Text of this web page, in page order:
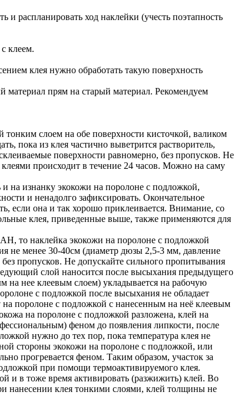
и распланировать ход наклейки (учесть поэтапность
клеем.
клея нужно обработать такую поверхность
материал прям на старый материал. Рекомендуем
слоем на обе поверхности кисточкой, валиком
пока из клея частично выветрится растворитель,
поверхности равномерно, без пропусков. Не
происходит в течение 24 часов. Можно на саму
на изнанку экокожи на поролоне с подложкой,
и ненадолго зафиксировать. Окончательное
если она и так хорошо приклеивается. Внимание, со
клея, приведенные выше, также применяются для
то наклейка экокожи на поролоне с подложкой
не менее 30-40см (диаметр дюзы 2,5-3 мм, давление
пропусков. Не допускайте сильного пропитывания
слой наносится после высыхания предыдущего
на нее клеевым слоем) укладывается на рабочую
с подложкой после высыхания не обладает
на поролоне с подложкой с нанесенным на неё клеевым
на поролоне с подложкой разложена, клей на
феном до появления липкости, после
нужно до тех пор, пока температура клея не
стороны экокожи на поролоне с подложкой, или
прогревается феном. Таким образом, участок за
при помощи термоактивируемого клея.
и в тоже время активировать (разжижить) клей. Во
нанесении клея тонкими слоями, клей толщины не